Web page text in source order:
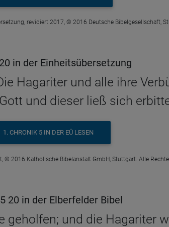
revidiert 2017, © 2016 Deutsche Bibelgesellschaft,
in der Einheitsübersetzung
Hagariter und alle ihre
und dieser ließ sich
1. CHRONIK 5 IN DER EÜ LESEN
© 2016 Katholische Bibelanstalt GmbH, Stuttgart. Alle
20 in der Elberfelder Bibel
und die Hagariter